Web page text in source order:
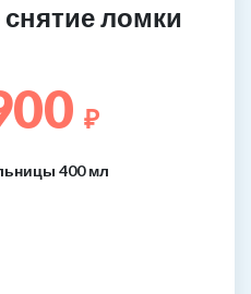
ломки
₽
400 мл